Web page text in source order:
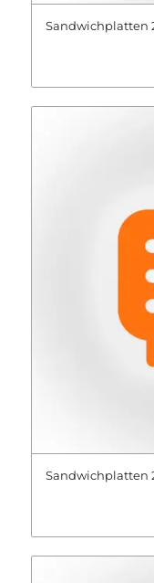
Sandwichplatten
Sandwichplatten